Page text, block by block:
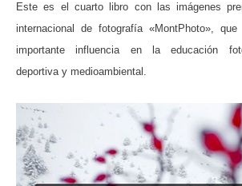
Este es el cuarto libro con las imágenes
internacional de fotografía «MontPhoto»,
importante influencia en la educación
deportiva y medioambiental.